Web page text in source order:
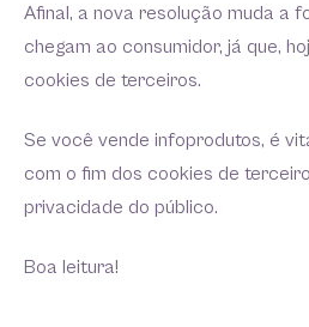
Afinal, a nova resolução muda a
chegam ao consumidor, já que,
cookies de terceiros.
Se você vende infoprodutos, é
com o fim dos cookies de
privacidade do público.
Boa leitura!